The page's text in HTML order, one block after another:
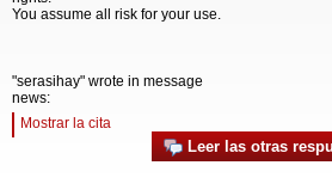
You assume all risk for your use.
"serasihay" wrote in message
news:
Mostrar la cita
Leer las otras